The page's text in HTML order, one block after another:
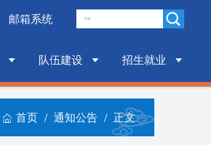
邮箱系统
队伍建设 招生就业
首页 / 通知公告 / 正文